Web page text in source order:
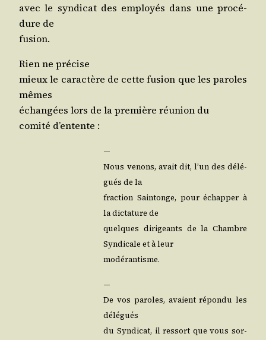
avec le syn­di­cat des employés dans une pro­cé­
dure de
fusion.
Rien ne précise
mieux le carac­tère de cette fusion que les paroles
mêmes
échan­gées lors de la pre­mière réunion du
comi­té d’entente :
—
Nous venons, avait dit, l’un des délé­
gués de la
frac­tion Sain­tonge, pour échap­per à
la dic­ta­ture de
quelques diri­geants de la Chambre
Syn­di­cale et à leur
modérantisme.
—
De vos paroles, avaient répon­du les
délégués
du Syn­di­cat, il res­sort que vous sor­